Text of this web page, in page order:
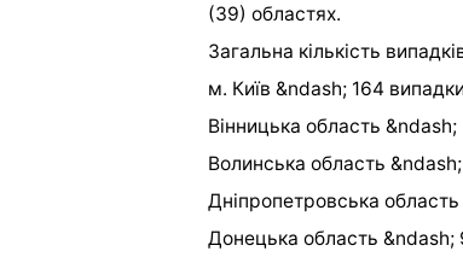
(39) областях.
Загальна кількість
м. Київ &ndash; 164
Вінницька область &ndash;
Волинська область
Дніпропетровська
Донецька область &ndash;